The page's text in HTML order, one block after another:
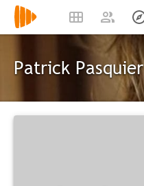
Patrick Pasquier